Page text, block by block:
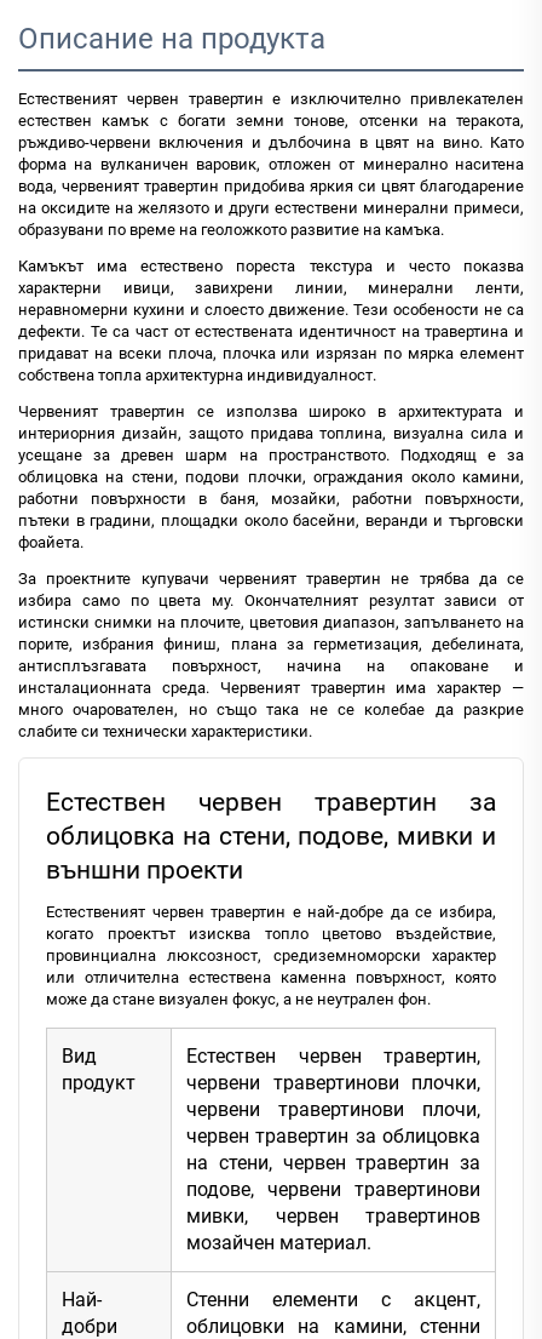
Описание на продукта
Естественият червен травертин е изключително привлекателен
естествен камък с богати земни тонове, отсенки на теракота,
ръждиво-червени включения и дълбочина в цвят на вино. Като
форма на вулканичен варовик, отложен от минерално наситена
вода, червеният травертин придобива яркия си цвят благодарение
на оксидите на желязото и други естествени минерални примеси,
образувани по време на геоложкото развитие на камъка.
Камъкът има естествено пореста текстура и често показва
характерни ивици, завихрени линии, минерални ленти,
неравномерни кухини и слоесто движение. Тези особености не са
дефекти. Те са част от естествената идентичност на травертина и
придават на всеки плоча, плочка или изрязан по мярка елемент
собствена топла архитектурна индивидуалност.
Червеният травертин се използва широко в архитектурата и
интериорния дизайн, защото придава топлина, визуална сила и
усещане за древен шарм на пространството. Подходящ е за
облицовка на стени, подови плочки, ограждания около камини,
работни повърхности в баня, мозайки, работни повърхности,
пътеки в градини, площадки около басейни, веранди и търговски
фоайета.
За проектните купувачи червеният травертин не трябва да се
избира само по цвета му. Окончателният резултат зависи от
истински снимки на плочите, цветовия диапазон, запълването на
порите, избрания финиш, плана за герметизация, дебелината,
антисплъзгавата повърхност, начина на опаковане и
инсталационната среда. Червеният травертин има характер —
много очарователен, но също така не се колебае да разкрие
слабите си технически характеристики.
Естествен червен травертин за
облицовка на стени, подове, мивки и
външни проекти
Естественият червен травертин е най-добре да се избира,
когато проектът изисква топло цветово въздействие,
провинциална люксозност, средиземноморски характер
или отличителна естествена каменна повърхност, която
може да стане визуален фокус, а не неутрален фон.
Вид
продукт
Естествен червен травертин,
червени травертинови плочки,
червени травертинови плочи,
червен травертин за облицовка
на стени, червен травертин за
подове, червени травертинови
мивки, червен травертинов
мозайчен материал.
Най-
добри
Стенни елементи с акцент,
облицовки на камини, стенни